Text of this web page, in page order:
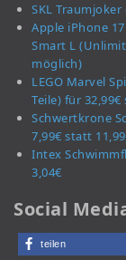
SKL
Apple iPhone
Smart L
möglich)
LEGO Marvel
Teile) für
Schwertkrone
7,99€ statt
Intex
3,04€
Social
teilen